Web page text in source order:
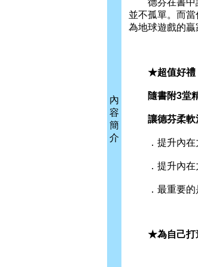
內
容
簡
介
德芬在書中誠
並不孤單。而
為地球遊戲的贏
★超值好禮
隨書附3堂精
讓德芬柔軟溫
．提升內在力
．提升內在力
．最重要的是
★為自己打造